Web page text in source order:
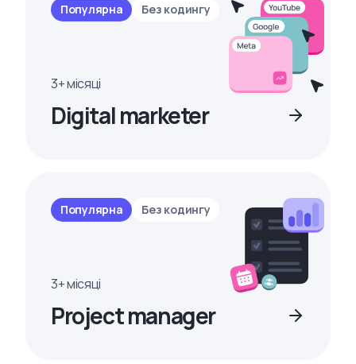
Популярна Без кодингу
3+ місяці
Digital marketer
Популярна Без кодингу
3+ місяці
Project manager